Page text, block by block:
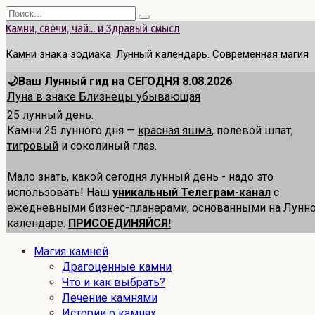
Перейти
к
Search
for:
Камни, свечи, чай... и Здравый смысл
Камни знака зодиака. Лунный календарь. Современная магия
🌙Ваш Лунный гид на СЕГОДНЯ 8.08.2026
Луна в знаке Близнецы убывающая
25 лунный день.
Камни 25 лунного дня — красная яшма, полевой шпат,
тигровый и соколиный глаз.
Мало знать, какой сегодня лунный день - надо это
использовать! Наш уникальный Телеграм-канал с
ежедневными бизнес-планерами, основанными на
календаре. ПРИСОЕДИНЯЙСЯ!
Магия камней
Драгоценные камни
Что и как выбрать?
Лечение камнями